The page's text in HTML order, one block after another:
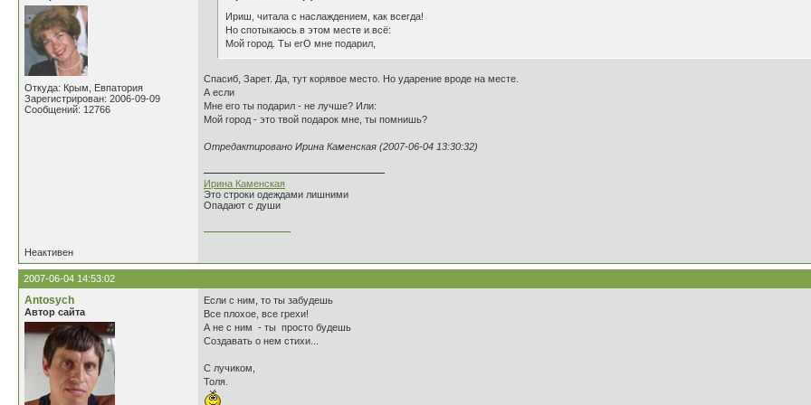
Откуда: Крым, Евпатория
Зарегистрирован: 2006-09-09
Сообщений: 12766
Ириш, читала с наслаждением, как всегда!
Но спотыкаюсь в этом месте и всё:
Мой город. Ты егО мне подарил,
Cпасиб, Зарет. Да, тут корявое место. Но ударение вроде на месте.
А если
Мне его ты подарил - не лучше? Или:
Мой город - это твой подарок мне, ты помнишь?
Отредактировано Ирина Каменская (2007-06-04 13:30:32)
Ирина Каменская
Это строки одеждами лишними
Опадают с души
Неактивен
2007-06-04 14:53:02
Antosych
Автор сайта
Если с ним, то ты забудешь
Все плохое, все грехи!
А не с ним - ты просто будешь
Создавать о нем стихи...
С лучиком,
Толя.